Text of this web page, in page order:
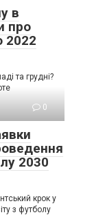
в
про
2022
та грудні?
0
2030
крок у
з футболу